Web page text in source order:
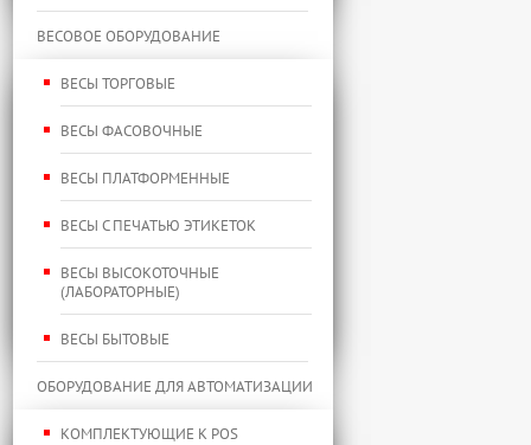
ВЕСОВОЕ ОБОРУДОВАНИЕ
ВЕСЫ ТОРГОВЫЕ
ВЕСЫ ФАСОВОЧНЫЕ
ВЕСЫ ПЛАТФОРМЕННЫЕ
ВЕСЫ С ПЕЧАТЬЮ ЭТИКЕТОК
ВЕСЫ ВЫСОКОТОЧНЫЕ
(ЛАБОРАТОРНЫЕ)
ВЕСЫ БЫТОВЫЕ
ОБОРУДОВАНИЕ ДЛЯ АВТОМАТИЗАЦИИ
КОМПЛЕКТУЮЩИЕ К POS